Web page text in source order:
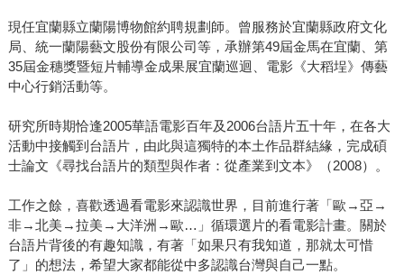
現任宜蘭縣立蘭陽博物館約聘規劃師。曾服務於宜蘭縣政府文化
局、統一蘭陽藝文股份有限公司等，承辦第49屆金馬在宜蘭、第
35屆金穗獎暨短片輔導金成果展宜蘭巡迴、電影《大稻埕》傳藝
中心行銷活動等。
研究所時期恰逢2005華語電影百年及2006台語片五十年，在各大
活動中接觸到台語片，由此與這獨特的本土作品群結緣，完成碩
士論文《尋找台語片的類型與作者：從產業到文本》（2008）。
工作之餘，喜歡透過看電影來認識世界，目前進行著「歐→亞→
非→北美→拉美→大洋洲→歐…」循環選片的看電影計畫。關於
台語片背後的有趣知識，有著「如果只有我知道，那就太可惜
了」的想法，希望大家都能從中多認識台灣與自己一點。